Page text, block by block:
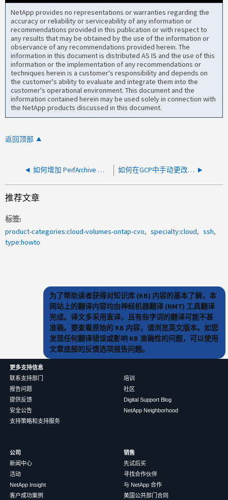
NetApp provides no representations or warranties regarding the
accuracy or reliability or serviceability of any information or
recommendations provided in this publication or with respect to
any results that may be obtained by the use of the information or
observance of any recommendations provided herein. The
information in this document is distributed AS IS and the use of this
information or the implementation of any recommendations or
techniques herein is a customer's responsibility and depends on
the customer's ability to evaluate and integrate them into the
customer's operational environment. This document and the
information contained herein may be used solely in connection with
the NetApp products discussed in this document.
返回顶部
如何增加 PerfArchive 的数据存储库大小 如何在GCP中手动更改CVO实例类型
推荐文章
标签
product-categories:cloud-volumes-ontap-cvo
specialty:cloud
ssh
type:howto
为了帮助读者获得对知识库 (KB) 内容的基本了解，本
网站上的翻译内容均由神经机器翻译 (NMT) 工具翻译
完成。译文多采用直译，且有些字词的翻译可能不甚
准确。要查看原始的 KB 内容，请浏览英文版本。如您
发现任何翻译错误或影响 KB 准确性的问题，可以使用
文章底部的反馈选项报告问题。
更多支持信息
联系支持部门
报告问题
提供反馈
安全公告
支持策略和支持服务
培训
社区
Digital Support Blog
NetApp Neighborhood
公司
新闻中心
活动
NetApp Insight
客户成功案例
销售
先试后买
寻找合作伙伴
与 NetApp 合作
美国公共部门合同